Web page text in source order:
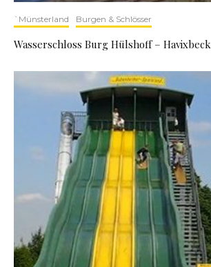
`Münsterland Burgen & Schlösser
Wasserschloss Burg Hülshoff – Havixbeck